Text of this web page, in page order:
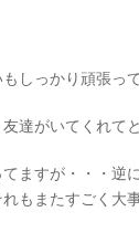
しっかり頑張っ
達がいてくれて
ますが・・・逆
もまたすごく大